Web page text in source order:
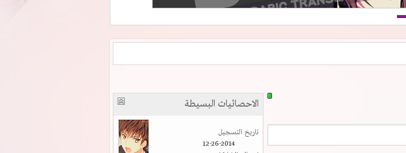
الاحصائيات البسيطة
تاريخ التسجيل
12-26-2014